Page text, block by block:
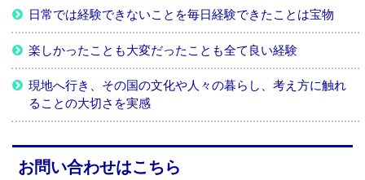
日常では経験できないことを毎日経験できたことは宝物
楽しかったことも大変だったことも全て良い経験
現地へ行き、その国の文化や人々の暮らし、考え方に触れ
ることの大切さを実感
お問い合わせはこちら